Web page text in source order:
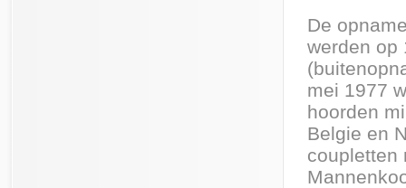
De
werden op
mei 1977
hoorden
Belgie en
coupletten